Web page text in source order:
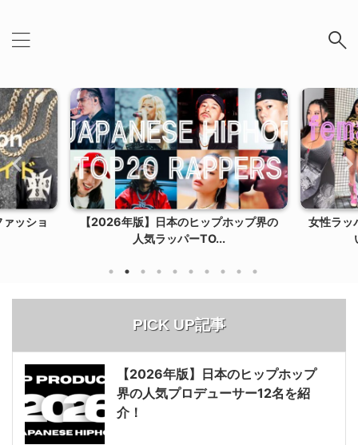
ッショ
【2026年版】日本のヒップホップ界の
人気ラッパーTO...
女性ラッ
PICK UP記事
【2026年版】日本のヒップホップ
界の人気プロデューサー12名を紹
介！